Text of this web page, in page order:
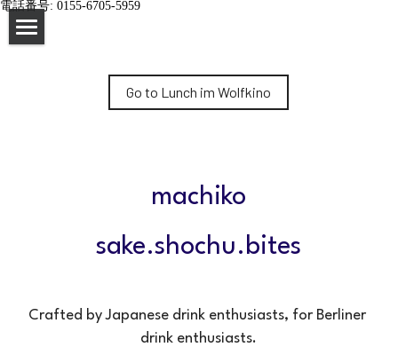
電話番号: 0155-6705-5959
Go to Lunch im Wolfkino
machiko
sake.shochu.bites
Crafted by Japanese drink enthusiasts, for Berliner
drink enthusiasts.
All Categories